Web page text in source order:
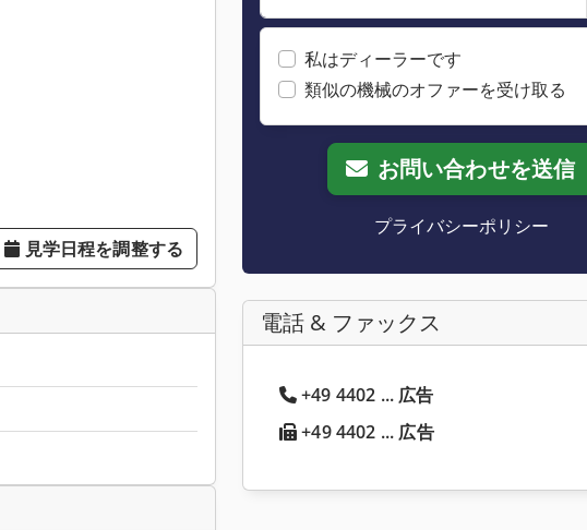
見学日程を調整する
私はディーラーです
類似の機械のオファーを受け取る
お問い合わせを送信
プライバシーポリシー
電話 & ファックス
+49 4402 ... 広告
+49 4402 ... 広告